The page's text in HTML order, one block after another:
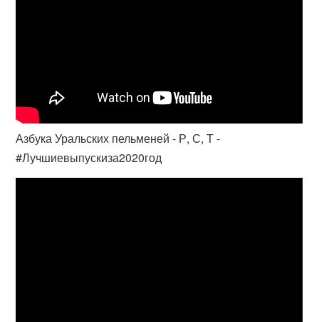
Азбука Уральских пельменей - Р, С, Т -
#Лучшиевыпускиза2020год